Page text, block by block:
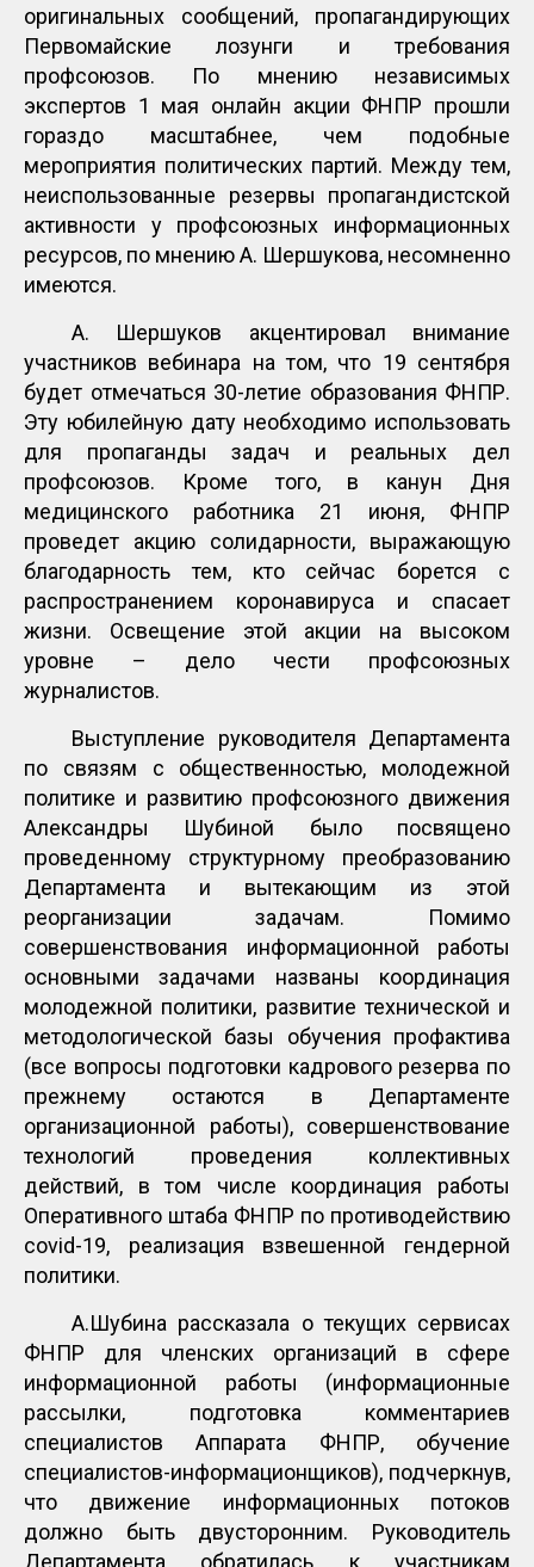
оригинальных сообщений, пропагандирующих
Первомайские лозунги и требования
профсоюзов. По мнению независимых
экспертов 1 мая онлайн акции ФНПР прошли
гораздо масштабнее, чем подобные
мероприятия политических партий. Между тем,
неиспользованные резервы пропагандистской
активности у профсоюзных информационных
ресурсов, по мнению А. Шершукова, несомненно
имеются.
А. Шершуков акцентировал внимание
участников вебинара на том, что 19 сентября
будет отмечаться 30-летие образования ФНПР.
Эту юбилейную дату необходимо использовать
для пропаганды задач и реальных дел
профсоюзов. Кроме того, в канун Дня
медицинского работника 21 июня, ФНПР
проведет акцию солидарности, выражающую
благодарность тем, кто сейчас борется с
распространением коронавируса и спасает
жизни. Освещение этой акции на высоком
уровне – дело чести профсоюзных
журналистов.
Выступление руководителя Департамента
по связям с общественностью, молодежной
политике и развитию профсоюзного движения
Александры Шубиной было посвящено
проведенному структурному преобразованию
Департамента и вытекающим из этой
реорганизации задачам. Помимо
совершенствования информационной работы
основными задачами названы координация
молодежной политики, развитие технической и
методологической базы обучения профактива
(все вопросы подготовки кадрового резерва по
прежнему остаются в Департаменте
организационной работы), совершенствование
технологий проведения коллективных
действий, в том числе координация работы
Оперативного штаба ФНПР по противодействию
covid-19, реализация взвешенной гендерной
политики.
А.Шубина рассказала о текущих сервисах
ФНПР для членских организаций в сфере
информационной работы (информационные
рассылки, подготовка комментариев
специалистов Аппарата ФНПР, обучение
специалистов-информационщиков), подчеркнув,
что движение информационных потоков
должно быть двусторонним. Руководитель
Департамента обратилась к участникам